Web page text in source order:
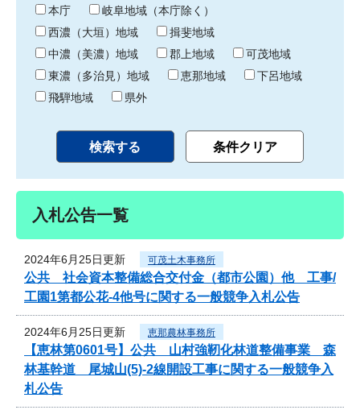
わ
り
本庁
岐阜地域（本庁除く）
西濃（大垣）地域
揖斐地域
中濃（美濃）地域
郡上地域
可茂地域
東濃（多治見）地域
恵那地域
下呂地域
飛騨地域
県外
入札公告一覧
2024年6月25日更新 可茂土木事務所
公共 社会資本整備総合交付金（都市公園）他 工事/
工園1第都公花-4他号に関する一般競争入札公告
2024年6月25日更新 恵那農林事務所
【恵林第0601号】公共 山村強靭化林道整備事業 森
林基幹道 尾城山(5)-2線開設工事に関する一般競争入
札公告